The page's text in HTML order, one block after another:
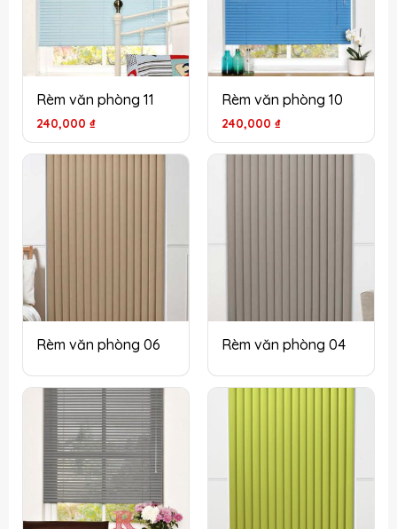
Rèm văn phòng 11
240,000 ₫
Rèm văn phòng 10
240,000 ₫
Rèm văn phòng 06 Rèm văn phòng 04